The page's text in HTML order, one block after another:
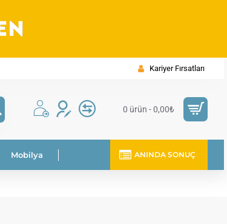
Kariyer Fırsatları
0 ürün - 0,00₺
Mobilya ANINDA SONUÇ